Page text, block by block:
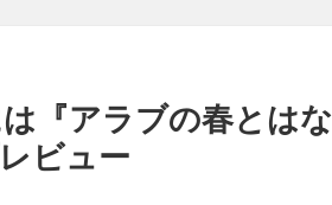
『アラブの春とはな
ビュー